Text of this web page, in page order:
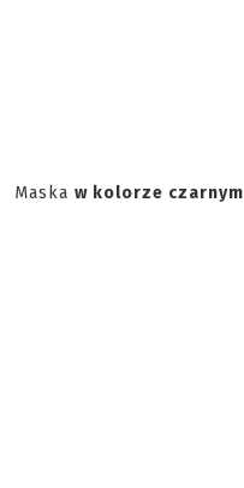
Maska w kolorze czarnym